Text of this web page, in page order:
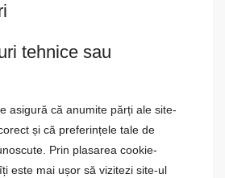
tehnice sau
asigură că anumite părți ale site-
și că preferințele tale de
Prin plasarea cookie-
este mai ușor să vizitezi site-ul